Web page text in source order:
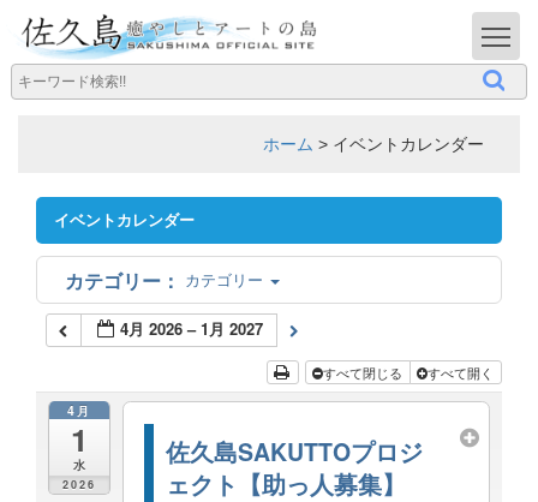
ホーム > イベントカレンダー
イベントカレンダー
カテゴリー
4月 2026 – 1月 2027
すべて閉じる すべて開く
4月
1
水
2026
佐久島SAKUTTOプロジ
ェクト【助っ人募集】